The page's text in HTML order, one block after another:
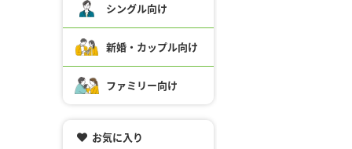
シングル向け
新婚・カップル向け
ファミリー向け
お気に入り